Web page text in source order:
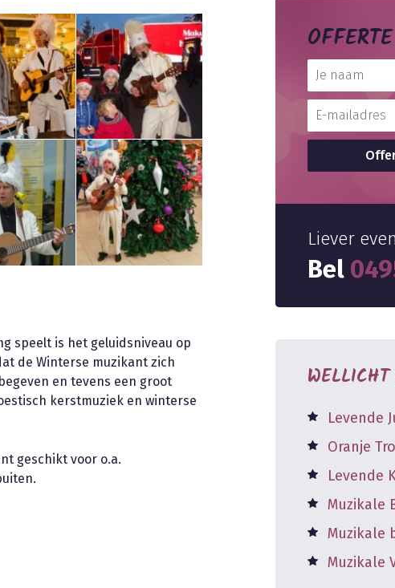
speelt is het geluidsniveau op
de Winterse muzikant zich
en tevens een groot
kerstmuziek en winterse
geschikt voor o.a.
Liever
Bel
Levende
Oranje
Levende
Muzikale
Muzikale
Muzikale